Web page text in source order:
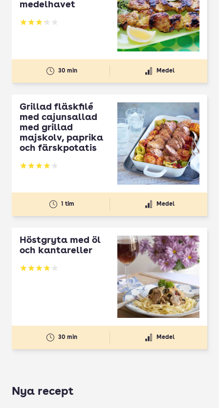
medelhavet
Betyg: 3.23 av 5
30 min Medel
Grillad fläskfilé
med cajunsallad
med grillad
majskolv, paprika
och färskpotatis
Betyg: 4.05 av 5
1 tim Medel
Höstgryta med öl
och kantareller
Betyg: 3.91 av 5
30 min Medel
Nya recept